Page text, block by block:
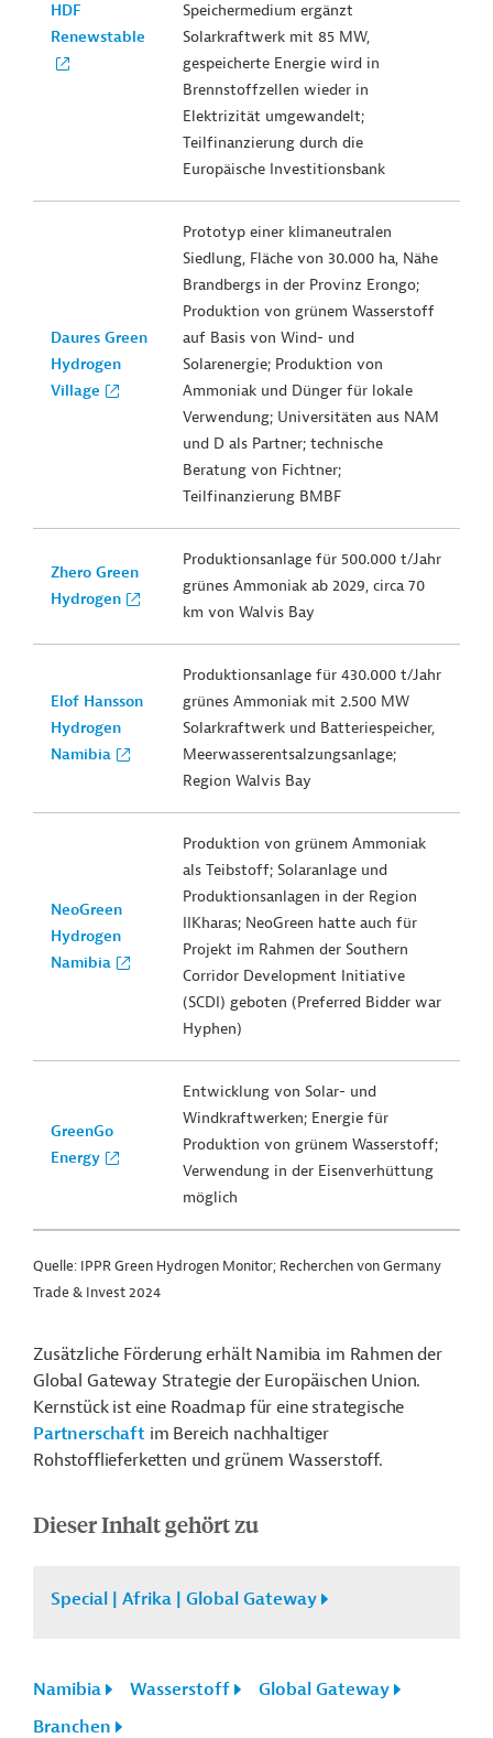
HDF
Renewstable
Speichermedium ergänzt
Solarkraftwerk mit 85 MW,
gespeicherte Energie wird in
Brennstoffzellen wieder in
Elektrizität umgewandelt;
Teilfinanzierung durch die
Europäische Investitionsbank
Daures Green
Hydrogen
Village
Prototyp einer klimaneutralen
Siedlung, Fläche von 30.000 ha, Nähe
Brandbergs in der Provinz Erongo;
Produktion von grünem Wasserstoff
auf Basis von Wind- und
Solarenergie; Produktion von
Ammoniak und Dünger für lokale
Verwendung; Universitäten aus NAM
und D als Partner; technische
Beratung von Fichtner;
Teilfinanzierung BMBF
Zhero Green
Hydrogen
Produktionsanlage für 500.000 t/Jahr
grünes Ammoniak ab 2029, circa 70
km von Walvis Bay
Elof Hansson
Hydrogen
Namibia
Produktionsanlage für 430.000 t/Jahr
grünes Ammoniak mit 2.500 MW
Solarkraftwerk und Batteriespeicher,
Meerwasserentsalzungsanlage;
Region Walvis Bay
NeoGreen
Hydrogen
Namibia
Produktion von grünem Ammoniak
als Teibstoff; Solaranlage und
Produktionsanlagen in der Region
IIKharas; NeoGreen hatte auch für
Projekt im Rahmen der Southern
Corridor Development Initiative
(SCDI) geboten (Preferred Bidder war
Hyphen)
GreenGo
Energy
Entwicklung von Solar- und
Windkraftwerken; Energie für
Produktion von grünem Wasserstoff;
Verwendung in der Eisenverhüttung
möglich
Quelle: IPPR Green Hydrogen Monitor; Recherchen von Germany
Trade & Invest 2024
Zusätzliche Förderung erhält Namibia im Rahmen der
Global Gateway Strategie der Europäischen Union.
Kernstück ist eine Roadmap für eine strategische
Partnerschaft im Bereich nachhaltiger
Rohstofflieferketten und grünem Wasserstoff.
Dieser Inhalt gehört zu
Special | Afrika | Global Gateway
Namibia Wasserstoff
Global Gateway
Branchen